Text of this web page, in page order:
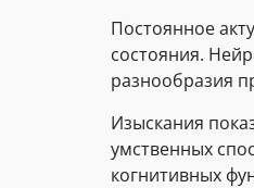
Постоянное
состояния.
разнообразия
Изыскания
умственных
когнитивных